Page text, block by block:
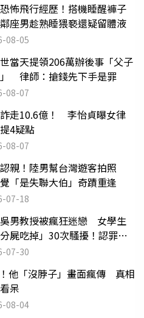
怖飛行經歷！搭機睡醒褲子
座男趁熟睡猥褻還疑留體液
08-05
當天提領206萬辦後事「父子
律師：搶錢先下手是罪
08-07
走10.6億！ 李怡貞曝女律
4疑點
08-07
親！陸男幫台灣遊客拍照
「是失聯大伯」奇蹟重逢
07-18
男教授被瘋狂迷戀 女學生
屍吃掉」30次騷擾！認罪免
07-30
他「沒脖子」畫面瘋傳 真相
呆
08-04